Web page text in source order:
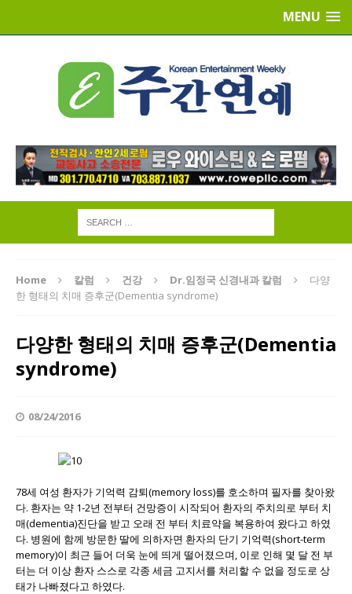
MENU
Home 칼럼 건강 Dr.임정국 신경내과 칼럼
다양
한 형태의 치매 증후군(Dementia syndrome)
다양한 형태의 치매 증후군(Dementia
syndrome)
08/24/2016
78세 여성 환자가 기억력 감퇴(memory loss)를 호소하며 필자를 찾아왔
다. 환자는 약 1-2년 전부터 건망증이 시작되어 환자의 주치의로 부터 치
매(dementia)진단을 받고 오래 전 부터 치료약을 복용하여 왔다고 하였
다. 병원에 함께 방문한 딸에 의하자면 환자의 단기 기억력(short-term
memory)이 최근 들어 더욱 눈에 띄게 떨어졌으며, 이로 인해 몇 달 전 부
터는 더 이상 환자 스스로 각종 세금 고지서를 처리할 수 없을 정도로 상
태가 나빠졌다고 하였다.